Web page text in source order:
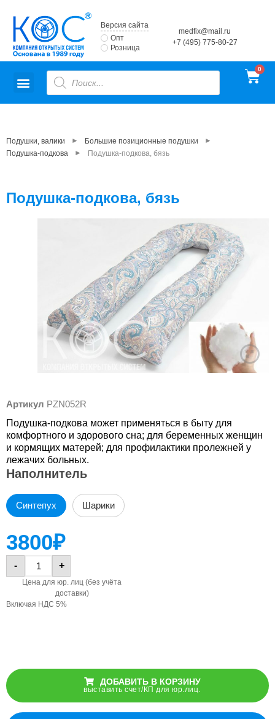
Версия сайта
Опт
Розница
medfix@mail.ru
+7 (495) 775-80-27
Подушки, валики ► Большие позиционные подушки
►
Подушка-подкова
► Подушка-подкова, бязь
Подушка-подкова, бязь
Артикул PZN052R
Подушка-подкова может применяться в быту для
комфортного и здорового сна; для беременных женщин
и кормящих матерей; для профилактики пролежней у
лежачих больных.
Наполнитель
Синтепух Шарики
3800₽
- +
Цена для юр. лиц (без учёта
доставки)
Включая НДС 5%
ДОБАВИТЬ В КОРЗИНУ
выставить счет/КП для юр.лиц.